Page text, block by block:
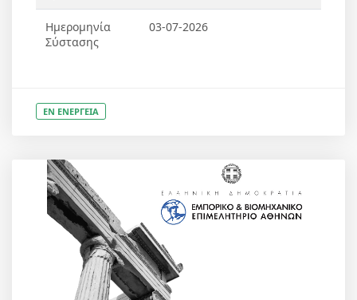
Ημερομηνία
Σύστασης
03-07-2026
ΕΝ ΕΝΕΡΓΕΙΑ